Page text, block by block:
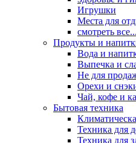
Игрушки
Места для
смотреть все...
Продукты и
Вода и
Выпечка и
Не для
Орехи и
Чай, кофе и
Бытовая техника
Техника для
Техника для